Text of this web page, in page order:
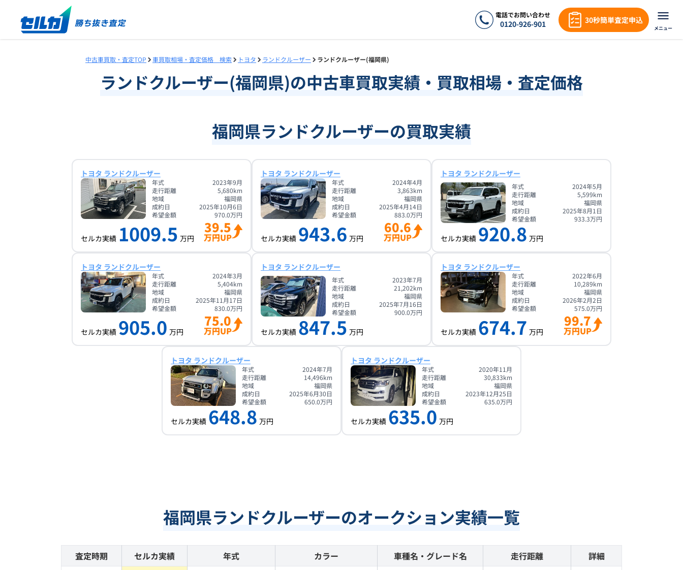
電話でお問い合わせ
0120-926-901 30秒簡単査定申込
メニュー
中古車買取・査定TOP 車買取相場・査定価格 検索 トヨタ ランドクルーザー ランドクルーザー(福岡県)
ランドクルーザー(福岡県)の中古車買取実績・買取相場・査定価格
福岡県ランドクルーザーの買取実績
トヨタ ランドクルーザー
年式
2023年9月
走行距離
5,680km
地域
福岡県
成約日
2025年10月6日
希望金額
970.0万円
セルカ実績 1009.5 万円
39.5
万円UP
トヨタ ランドクルーザー
年式
2024年4月
走行距離
3,863km
地域
福岡県
成約日
2025年4月14日
希望金額
883.0万円
セルカ実績 943.6 万円
60.6
万円UP
トヨタ ランドクルーザー
年式
2024年5月
走行距離
5,599km
地域
福岡県
成約日
2025年8月1日
希望金額
933.3万円
セルカ実績 920.8 万円
トヨタ ランドクルーザー
年式
2024年3月
走行距離
5,404km
地域
福岡県
成約日
2025年11月17日
希望金額
830.0万円
セルカ実績 905.0 万円
75.0
万円UP
トヨタ ランドクルーザー
年式
2023年7月
走行距離
21,202km
地域
福岡県
成約日
2025年7月16日
希望金額
900.0万円
セルカ実績 847.5 万円
トヨタ ランドクルーザー
年式
2022年6月
走行距離
10,289km
地域
福岡県
成約日
2026年2月2日
希望金額
575.0万円
セルカ実績 674.7 万円
99.7
万円UP
トヨタ ランドクルーザー
年式
2024年7月
走行距離
14,496km
地域
福岡県
成約日
2025年6月30日
希望金額
650.0万円
セルカ実績 648.8 万円
トヨタ ランドクルーザー
年式
2020年11月
走行距離
30,833km
地域
福岡県
成約日
2023年12月25日
希望金額
635.0万円
セルカ実績 635.0 万円
福岡県ランドクルーザーのオークション実績一覧
査定時期 セルカ実績 年式 カラー 車種名・グレード名 走行距離
詳細